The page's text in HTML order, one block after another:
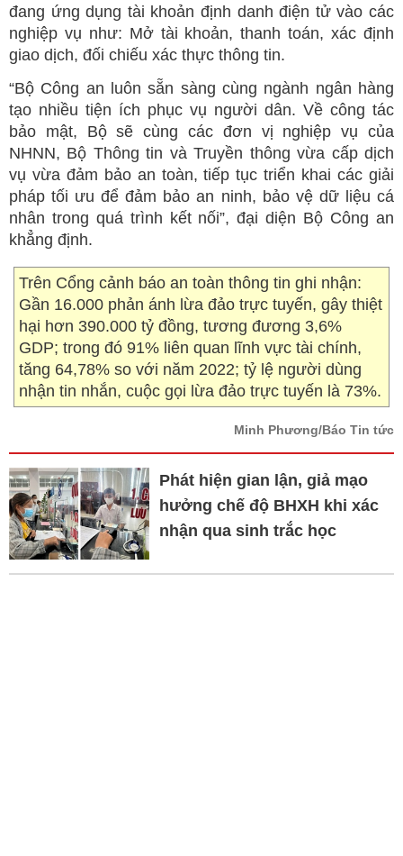
đang ứng dụng tài khoản định danh điện tử vào các
nghiệp vụ như: Mở tài khoản, thanh toán, xác định
giao dịch, đối chiếu xác thực thông tin.
“Bộ Công an luôn sẵn sàng cùng ngành ngân hàng
tạo nhiều tiện ích phục vụ người dân. Về công tác
bảo mật, Bộ sẽ cùng các đơn vị nghiệp vụ của
NHNN, Bộ Thông tin và Truyền thông vừa cấp dịch
vụ vừa đảm bảo an toàn, tiếp tục triển khai các giải
pháp tối ưu để đảm bảo an ninh, bảo vệ dữ liệu cá
nhân trong quá trình kết nối”, đại diện Bộ Công an
khẳng định.
Trên Cổng cảnh báo an toàn thông tin ghi nhận:
Gần 16.000 phản ánh lừa đảo trực tuyến, gây thiệt
hại hơn 390.000 tỷ đồng, tương đương 3,6%
GDP; trong đó 91% liên quan lĩnh vực tài chính,
tăng 64,78% so với năm 2022; tỷ lệ người dùng
nhận tin nhắn, cuộc gọi lừa đảo trực tuyến là 73%.
Minh Phương/Báo Tin tức
Phát hiện gian lận, giả mạo
hưởng chế độ BHXH khi xác
nhận qua sinh trắc học